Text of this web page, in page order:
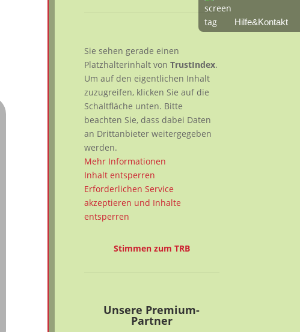
Sie sehen gerade einen
Platzhalterinhalt vonTrustIndex.
Um auf den eigentlichen Inhalt
zuzugreifen, klicken Sie auf die
Schaltfläche unten. Bitte
beachten Sie, dass dabei Daten
an Drittanbieter weitergegeben
werden.
Mehr Informationen
Inhalt entsperren
Erforderlichen Service
akzeptieren und Inhalte
entsperren
Stimmen zum TRB
Unsere Premium-
Partner
Hilfe&Kontakt